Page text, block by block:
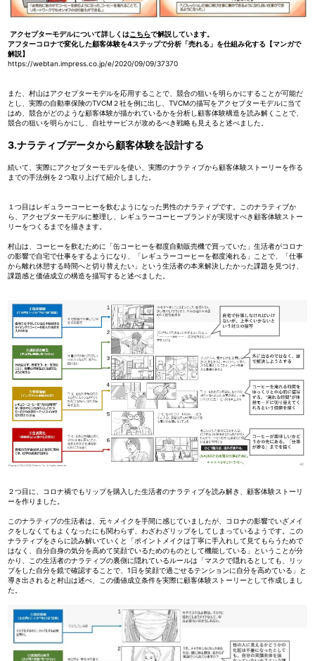
アクセプターモデルについて詳しくはこちらで解説しています。
アフターコロナで変化した顧客体験を4ステップで分析「売れる」を仕組み化する【マンガで
解説】
https://webtan.impress.co.jp/e/2020/09/09/37370
また、村山はアクセプターモデルを応用することで、競合の狙いを明らかにすることが可能だ
とし、実際の自動車保険のTVCM２社を例に出し、TVCMの描写をアクセプターモデルに当て
はめ、競合がどのような顧客体験が描かれているかを分析し顧客体験構造を読み解くことで、
競合の狙いを明らかにし、自社サービスが攻めるべき戦略も見えると述べました。
3.ナラティブデータから顧客体験を設計する
続いて、実際にアクセプターモデルを使い、実際のナラティブから顧客体験ストーリーを作る
までの手法例を２つ取り上げて紹介しました。
１つ目はレギュラーコーヒーを飲むようになった男性のナラティブです。このナラティブか
ら、アクセプターモデルに整理し、レギュラーコーヒーブランドが実現すべき顧客体験ストー
リーをつくるまでを描きます。
村山は、コーヒーを飲むために「缶コーヒーを都度自動販売機で買っていた」生活者がコロナ
の影響で自宅で仕事をするようになり、「レギュラーコーヒーを都度淹れる」ことで、「仕事
から離れ休憩する時間へと切り替えたい」という生活者の本来解決したかった課題を見つけ、
課題感と価値成立の構造を描写すると述べました。
２つ目に、コロナ禍でもリップを購入した生活者のナラティブを読み解き、顧客体験ストーリ
ーを作りました。
このナラティブの生活者は、元々メイクを手間に感じていましたが、コロナの影響でいざメイ
クをしなくてもよくなったにも関わらず、わざわざリップをしてしまっているようです。この
ナラティブをさらに読み解いていくと「ポイントメイクは丁寧に手入れして見てもらうためで
はなく、自分自身の気分を高めて笑顔でいるためのものとして機能している」ということが分
かり、この生活者のナラティブの裏側に隠れているルールは「マスクで隠れるとしても、リッ
プをした自分を鏡で確認することで、1日を笑顔で過ごせるテンションに自分を高めている」と
導き出されると村山は述べ、この価値成立条件を実際に顧客体験ストーリーとして作成しまし
た。